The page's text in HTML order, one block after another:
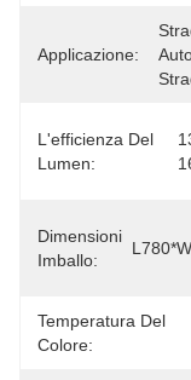
Applicazione:
L'efficienza Del
Lumen:
Dimensioni
Imballo:
Temperatura Del
Colore: